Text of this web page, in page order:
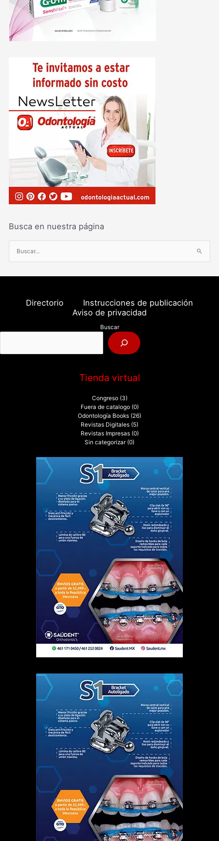
Busca en nuestra página
u
s
o
:
Directorio
Instrucciones de publicación
Aviso de privacidad
Buscar
Tienda virtual
Congreso (3)
Fuera de catalogo (0)
Odontología Books (26)
Revistas Digitales (5)
Revistas Impresas (0)
Sin categorizar (0)